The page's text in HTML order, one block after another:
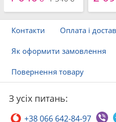
ТМ
Контакти Оплата і
Як оформити замовлення
Повернення товару
З усіх питань:
+38 066 642-84-97